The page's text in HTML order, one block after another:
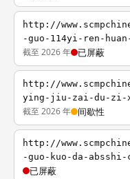
http://
-guo-114yi-ren-
截至 2026 年 已屏蔽
http://
ying-jiu-zai-du-zi-
截至 2026 年 间歇性
http://
-guo-kuo-da-
已屏蔽